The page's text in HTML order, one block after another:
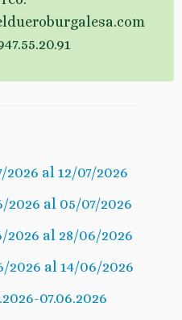
al 12/07/2026
al 05/07/2026
al 28/06/2026
al 14/06/2026
07.06.2026